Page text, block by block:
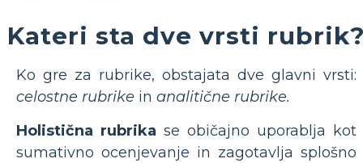
Kateri sta dve vrsti
Ko gre za rubrike, obstajata dve glavni vrsti:
celostne rubrike in analitične rubrike.
Holistična rubrika se običajno uporablja kot
sumativno ocenjevanje in zagotavlja splošno